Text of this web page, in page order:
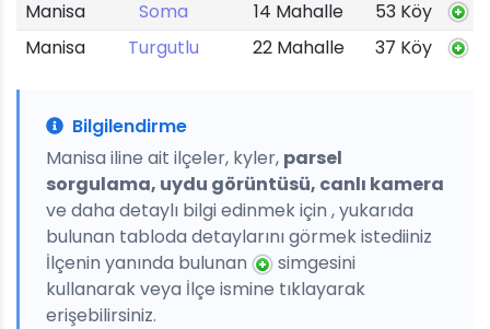
Manisa
Soma 14 Mahalle
53 Köy
Manisa
Turgutlu 22 Mahalle 37 Köy
Bilgilendirme
Manisa iline ait ilçeler, kyler, parsel
sorgulama, uydu görüntüsü, canlı kamera
ve daha detaylı bilgi edinmek için , yukarıda
bulunan tabloda detaylarını görmek istediiniz
İlçenin yanında bulunan
simgesini
kullanarak veya İlçe ismine tıklayarak
erişebilirsiniz.